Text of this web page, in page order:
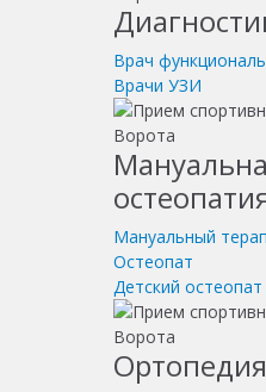
Врач
Врачи УЗИ
Мануальный
Остеопат
Детский остеопат